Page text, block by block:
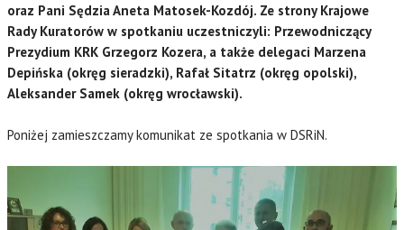
oraz Pani Sędzia Aneta Matosek-Kozdój. Ze strony Krajowe
Rady Kuratorów w spotkaniu uczestniczyli: Przewodniczący
Prezydium KRK Grzegorz Kozera, a także delegaci Marzena
Depińska (okręg sieradzki), Rafał Sitatrz (okręg opolski),
Aleksander Samek (okręg wrocławski).
Poniżej zamieszczamy komunikat ze spotkania w DSRiN.